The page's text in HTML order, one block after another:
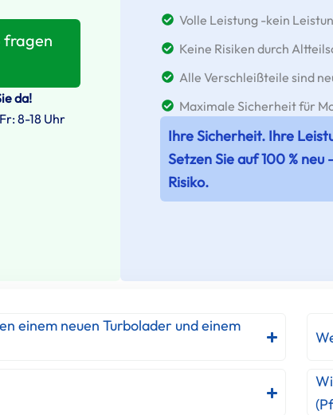
fragen
da!
8-18 Uhr
Volle Leistung -kein
Keine Risiken durch
Alle Verschleißteile sind
Maximale Sicherheit für
Ihre Sicherheit. Ihre
Setzen Sie auf 100 % neu
Risiko.
einem neuen Turbolader und einem